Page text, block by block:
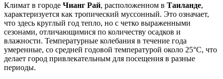
Климат в городе Чианг Рай, расположенном в Таиланде,
характеризуется как тропический муссонный. Это означает,
что здесь круглый год тепло, но с четко выраженными
сезонами, отличающимися по количеству осадков и
влажности. Температурные колебания в течение года
умеренные, со средней годовой температурой около 25°C, что
делает город привлекательным для посещения в разные
периоды.